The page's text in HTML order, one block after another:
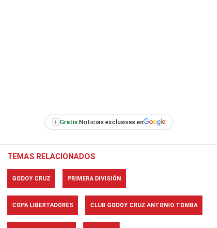
+ Gratis:Noticias exclusivas en
TEMAS RELACIONADOS
GODOY CRUZ PRIMERA DIVISIÓN
COPA LIBERTADORES CLUB GODOY CRUZ ANTONIO TOMBA